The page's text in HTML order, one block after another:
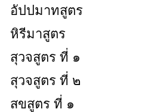
อัปปมาทสูตร
หิรีมาสูตร
สุวจสูตร ที่ ๑
สุวจสูตร ที่ ๒
สขสูตร ที่ ๑